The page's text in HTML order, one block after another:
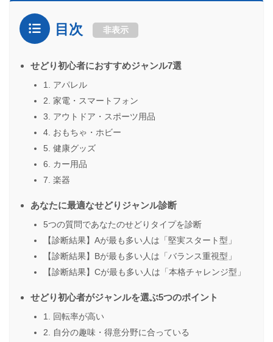
目次 非表示
せどり初心者におすすめジャンル7選
1. アパレル
2. 家電・スマートフォン
3. アウトドア・スポーツ用品
4. おもちゃ・ホビー
5. 健康グッズ
6. カー用品
7. 楽器
あなたに最適なせどりジャンル診断
5つの質問であなたのせどりタイプを診断
【診断結果】Aが最も多い人は「堅実スタート型」
【診断結果】Bが最も多い人は「バランス重視型」
【診断結果】Cが最も多い人は「本格チャレンジ型」
せどり初心者がジャンルを選ぶ5つのポイント
1. 回転率が高い
2. 自分の趣味・得意分野に合っている